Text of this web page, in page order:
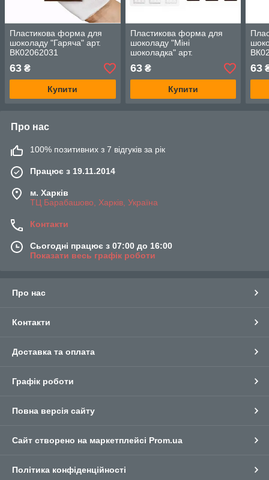
Пластикова форма для
шоколаду "Гаряча" арт.
ВК02062031
63 ₴
Купити
Пластикова форма для
шоколаду "Міні
шоколадка" арт.
ВК02062039
63₴
Купити
63
Про нас
100% позитивних з 7 відгуків за рік
Працює з 19.11.2014
м. Харків
ТЦ Барабашово, Харків, Україна
Контакти
Сьогодні працює з 07:00 до 16:00
Показати весь графік роботи
Про нас
Контакти
Доставка та оплата
Графік роботи
Повна версія сайту
Сайт створено на маркетплейсі Prom.ua
Політика конфіденційності